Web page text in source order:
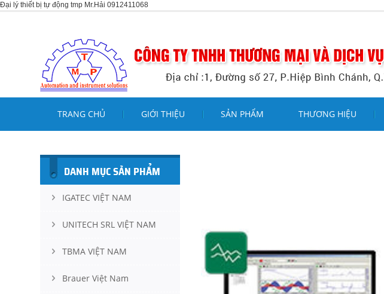
Đại lý thiết bị tự động tmp Mr.Hải 0912411068
TRANG CHỦ GIỚI THIỆU SẢN PHẨM THƯƠNG HIỆU
DANH MỤC SẢN PHẨM
IGATEC VIỆT NAM
UNITECH SRL VIỆT NAM
TBMA VIỆT NAM
Brauer Việt Nam